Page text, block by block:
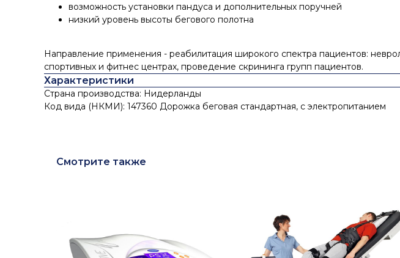
возможность установки пандуса и дополнительных поручней
низкий уровень высоты бегового полотна
Направление применения - реабилитация широкого спектра пациентов:
спортивных и фитнес центрах, проведение скрининга групп пациентов.
Характеристики
Страна производства: Нидерланды
Код вида (НКМИ): 147360 Дорожка беговая стандартная, с электропитанием
Смотрите также